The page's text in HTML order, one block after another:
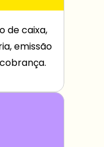
de caixa,
emissão